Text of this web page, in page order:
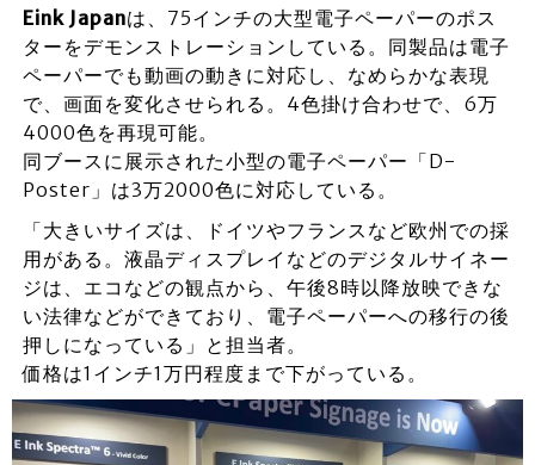
Eink Japanは、75インチの大型電子ペーパーのポス
ターをデモンストレーションしている。同製品は電子
ペーパーでも動画の動きに対応し、なめらかな表現
で、画面を変化させられる。4色掛け合わせで、6万
4000色を再現可能。
同ブースに展示された小型の電子ペーパー「D-
Poster」は3万2000色に対応している。
「大きいサイズは、ドイツやフランスなど欧州での採
用がある。液晶ディスプレイなどのデジタルサイネー
ジは、エコなどの観点から、午後8時以降放映できな
い法律などができており、電子ペーパーへの移行の後
押しになっている」と担当者。
価格は1インチ1万円程度まで下がっている。